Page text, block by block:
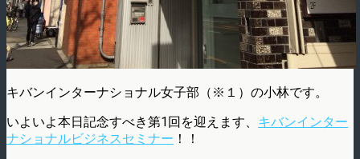
キバンインターナショナル女子部（※１）の小林です。
いよいよ本日記念すべき第1回を迎えます、 キバンインター
ナショナルビジネスセミナー ！！